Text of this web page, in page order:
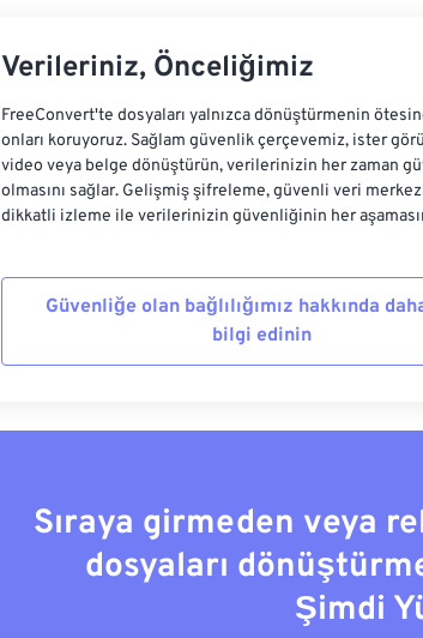
Verileriniz, Önceliğimiz
FreeConvert'te dosyaları yalnızca dönüştürmenin
onları koruyoruz. Sağlam güvenlik çerçevemiz, ister
video veya belge dönüştürün, verilerinizin her zaman
olmasını sağlar. Gelişmiş şifreleme, güvenli veri
dikkatli izleme ile verilerinizin güvenliğinin her
Güvenliğe olan bağlılığımız hakkında
bilgi edinin
Sıraya girmeden veya
dosyaları
Şimdi